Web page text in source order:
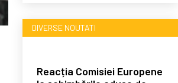
DIVERSE NOUTATI
Reacția Comisiei Europene